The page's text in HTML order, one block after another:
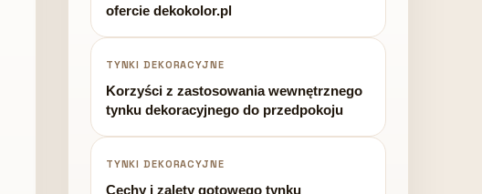
ofercie dekokolor.pl
TYNKI DEKORACYJNE
Korzyści z zastosowania wewnętrznego
tynku dekoracyjnego do przedpokoju
TYNKI DEKORACYJNE
Cechy i zalety gotowego tynku